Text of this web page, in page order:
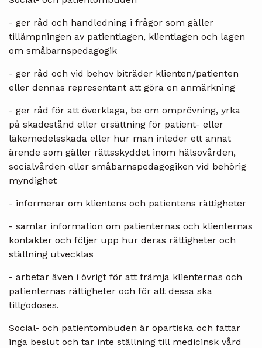
- ger råd och handledning i frågor som gäller
tillämpningen av patientlagen, klientlagen och lagen
om småbarnspedagogik
- ger råd och vid behov biträder klienten/patienten
eller dennas representant att göra en anmärkning
- ger råd för att överklaga, be om omprövning, yrka
på skadestånd eller ersättning för patient- eller
läkemedelsskada eller hur man inleder ett annat
ärende som gäller rättsskyddet inom hälsovården,
socialvården eller småbarnspedagogiken vid behörig
myndighet
- informerar om klientens och patientens rättigheter
- samlar information om patienternas och klienternas
kontakter och följer upp hur deras rättigheter och
ställning utvecklas
- arbetar även i övrigt för att främja klienternas och
patienternas rättigheter och för att dessa ska
tillgodoses.
Social- och patientombuden är opartiska och fattar
inga beslut och tar inte ställning till medicinsk vård